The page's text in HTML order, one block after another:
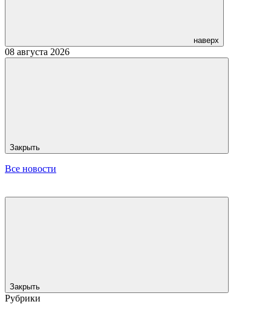
наверх
08 августа 2026
Закрыть
Все новости
Закрыть
Рубрики